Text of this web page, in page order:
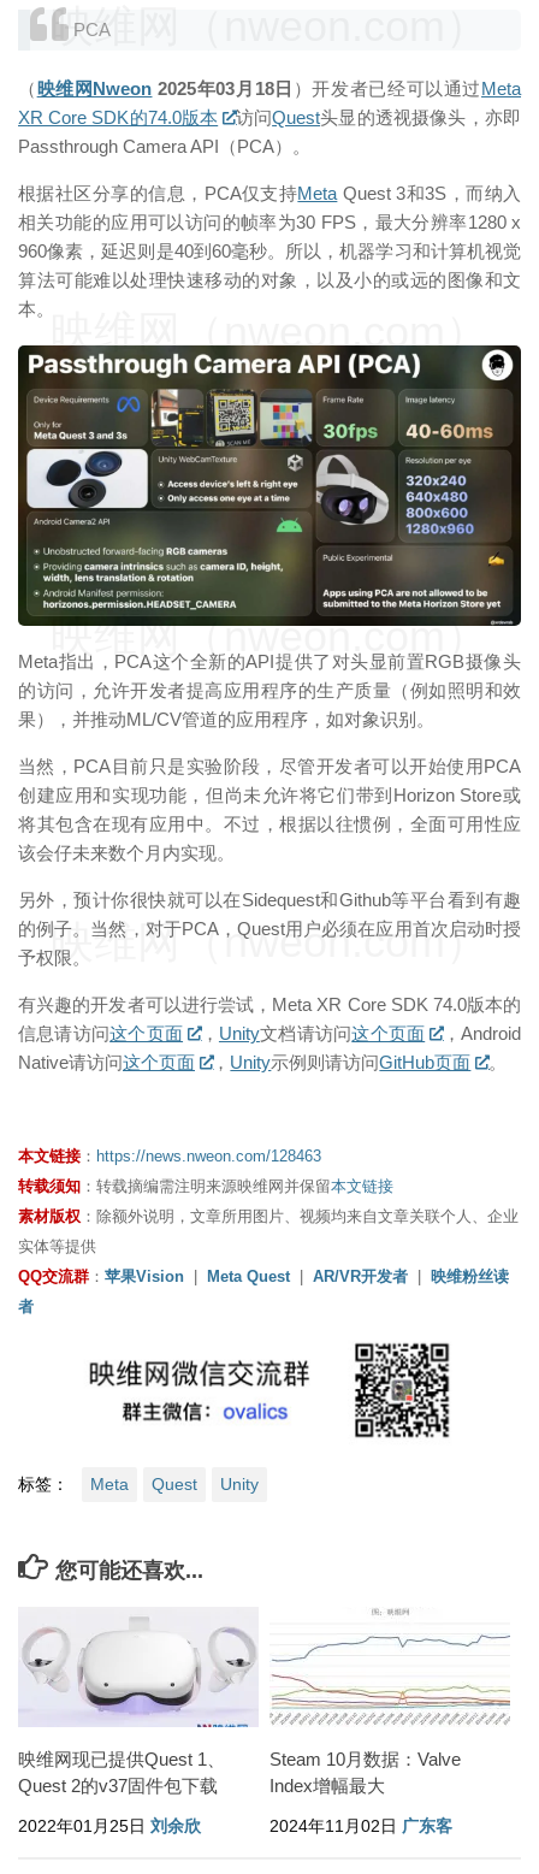
PCA
（ 映维网Nweon 2025年03月18日 ）开发者已经可以通过Meta
XR Core SDK的74.0版本
访问Quest头显的透视摄像头，亦即
Passthrough Camera API（PCA）。
根据社区分享的信息，PCA仅支持Meta Quest 3和3S，而纳入
相关功能的应用可以访问的帧率为30 FPS，最大分辨率1280 x
960像素，延迟则是40到60毫秒。所以，机器学习和计算机视觉
算法可能难以处理快速移动的对象，以及小的或远的图像和文
本。
Meta指出，PCA这个全新的API提供了对头显前置RGB摄像头
的访问，允许开发者提高应用程序的生产质量（例如照明和效
果），并推动ML/CV管道的应用程序，如对象识别。
当然，PCA目前只是实验阶段，尽管开发者可以开始使用PCA
创建应用和实现功能，但尚未允许将它们带到Horizon Store或
将其包含在现有应用中。不过，根据以往惯例，全面可用性应
该会仔未来数个月内实现。
另外，预计你很快就可以在Sidequest和Github等平台看到有趣
的例子。当然，对于PCA，Quest用户必须在应用首次启动时授
予权限。
有兴趣的开发者可以进行尝试，Meta XR Core SDK 74.0版本的
信息请访问这个页面 ， Unity文档请访问这个页面
，Android
Native请访问这个页面 ， Unity示例则请访问GitHub页面 。
映维网（nweon.com）
映维网（nweon.com）
映维网（nweon.com）
本文链接 ： https://news.nweon.com/128463
转载须知 ：转载摘编需注明来源映维网并保留本文链接
素材版权 ：除额外说明，文章所用图片、视频均来自文章关联个人、企业
实体等提供
QQ交流群 ： 苹果Vision Meta Quest AR/VR开发者
映维粉丝读
者
标签： Meta Quest Unity
您可能还喜欢...
映维网现已提供Quest 1、
Quest 2的v37固件包下载
2022年01月25日 刘余欣
Steam 10月数据：Valve
Index增幅最大
2024年11月02日 广东客